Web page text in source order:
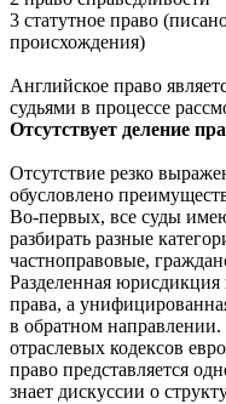
3 статутное право
происхождения)
Английское право
судьями в процессе
Отсутствует деление
Отсутствие резко
обусловлено
Во-первых, все суды
разбирать разные
частноправовые,
Разделенная юрисдикция
права, а
в обратном
отраслевых кодексов
право представляется
знает дискуссии о